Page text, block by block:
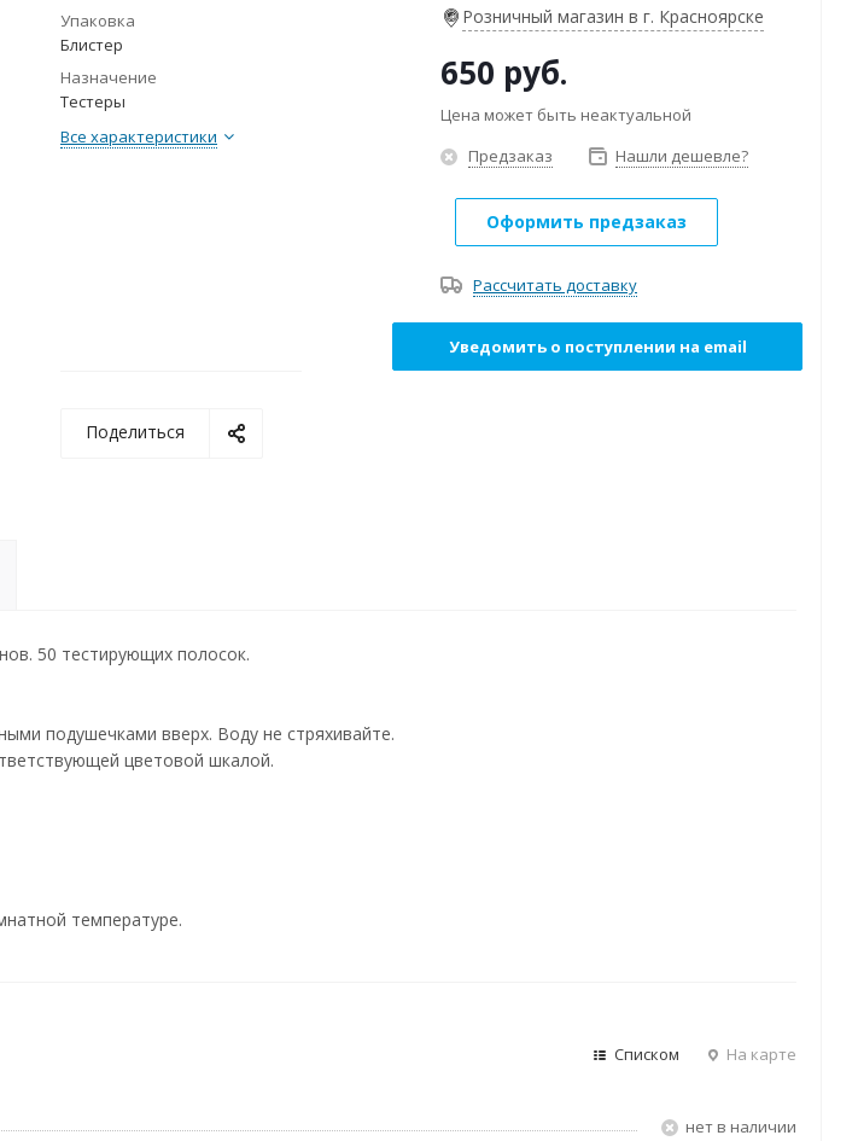
Упаковка
Блистер
Назначение
Тестеры
Все характеристики
Розничный магазин в г. Красноярске
650 руб.
Цена может быть неактуальной
Предзаказ
Нашли дешевле?
Оформить предзаказ
Рассчитать доставку
Уведомить о поступлении на email
Поделиться
50 тестирующих полосок.
подушечками вверх. Воду не стряхивайте.
цветовой шкалой.
температуре.
Списком На карте
Нет в наличии